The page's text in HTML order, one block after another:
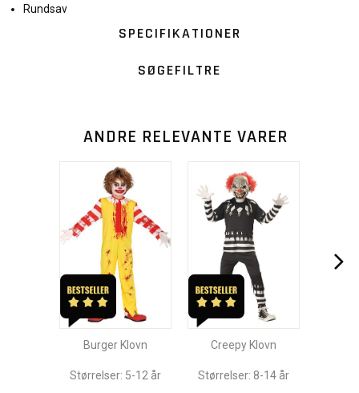
Rundsav
SPECIFIKATIONER
SØGEFILTRE
ANDRE RELEVANTE VARER
Burger Klovn
Størrelser: 5-12 år
Creepy Klovn
Størrelser: 8-14 år